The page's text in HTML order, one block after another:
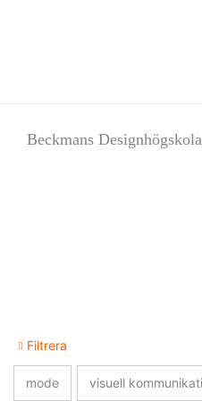
Beckmans
Filtrera
mode visuell